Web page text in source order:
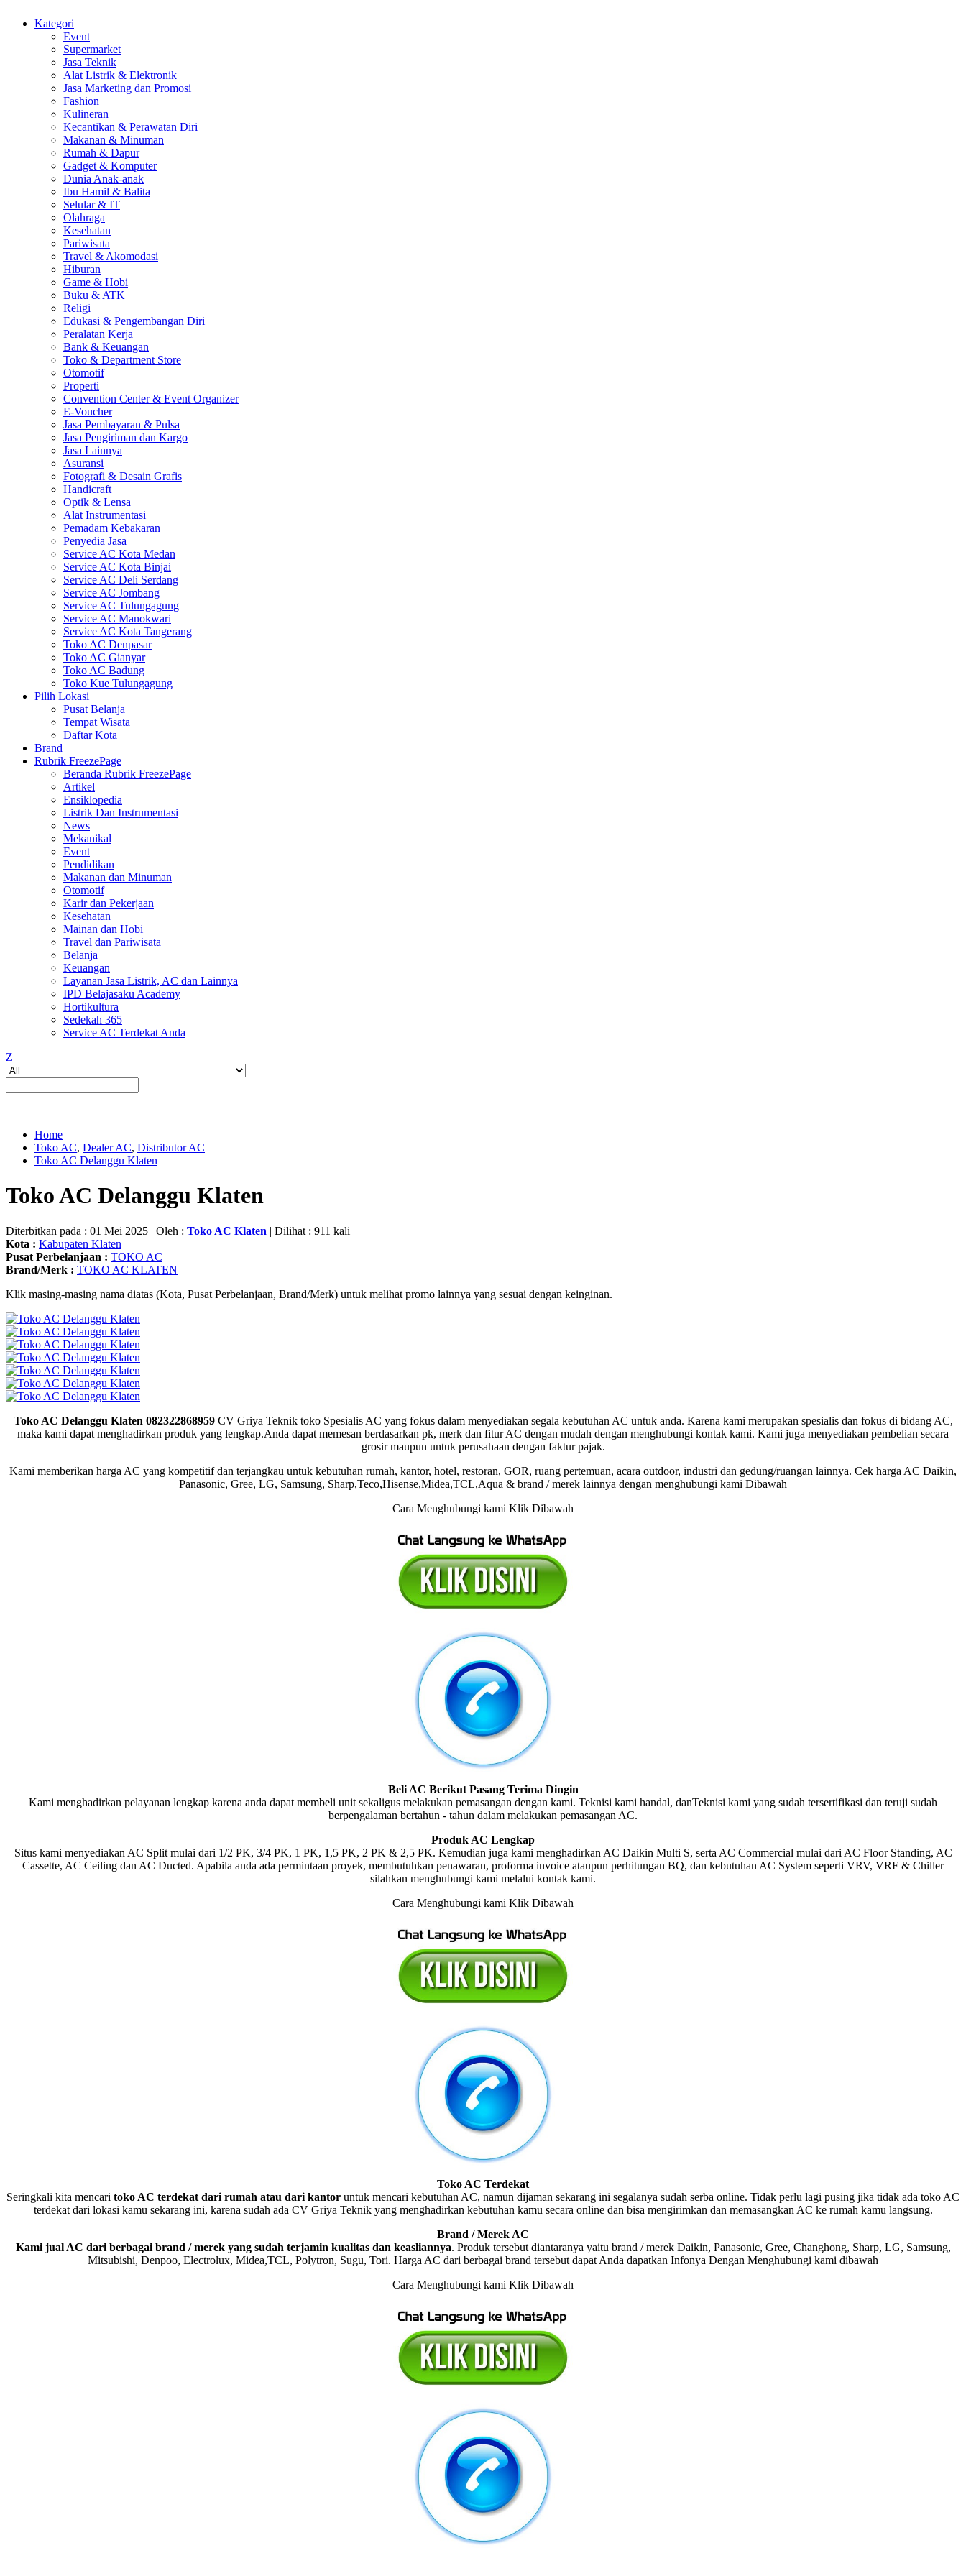
Kategori
Event
Supermarket
Jasa Teknik
Alat Listrik & Elektronik
Jasa Marketing dan Promosi
Fashion
Kulineran
Kecantikan & Perawatan Diri
Makanan & Minuman
Rumah & Dapur
Gadget & Komputer
Dunia Anak-anak
Ibu Hamil & Balita
Selular & IT
Olahraga
Kesehatan
Pariwisata
Travel & Akomodasi
Hiburan
Game & Hobi
Buku & ATK
Religi
Edukasi & Pengembangan Diri
Peralatan Kerja
Bank & Keuangan
Toko & Department Store
Otomotif
Properti
Convention Center & Event Organizer
E-Voucher
Jasa Pembayaran & Pulsa
Jasa Pengiriman dan Kargo
Jasa Lainnya
Asuransi
Fotografi & Desain Grafis
Handicraft
Optik & Lensa
Alat Instrumentasi
Pemadam Kebakaran
Penyedia Jasa
Service AC Kota Medan
Service AC Kota Binjai
Service AC Deli Serdang
Service AC Jombang
Service AC Tulungagung
Service AC Manokwari
Service AC Kota Tangerang
Toko AC Denpasar
Toko AC Gianyar
Toko AC Badung
Toko Kue Tulungagung
Pilih Lokasi
Pusat Belanja
Tempat Wisata
Daftar Kota
Brand
Rubrik FreezePage
Beranda Rubrik FreezePage
Artikel
Ensiklopedia
Listrik Dan Instrumentasi
News
Mekanikal
Event
Pendidikan
Makanan dan Minuman
Otomotif
Karir dan Pekerjaan
Kesehatan
Mainan dan Hobi
Travel dan Pariwisata
Belanja
Keuangan
Layanan Jasa Listrik, AC dan Lainnya
IPD Belajasaku Academy
Hortikultura
Sedekah 365
Service AC Terdekat Anda
Z
Home
Toko AC, Dealer AC, Distributor AC
Toko AC Delanggu Klaten
Toko AC Delanggu Klaten
Diterbitkan pada : 01 Mei 2025 | Oleh : Toko AC Klaten | Dilihat : 911 kali
Kota : Kabupaten Klaten
Pusat Perbelanjaan : TOKO AC
Brand/Merk : TOKO AC KLATEN
Klik masing-masing nama diatas (Kota, Pusat Perbelanjaan, Brand/Merk) untuk melihat promo lainnya yang sesuai dengan keinginan.
Toko AC Delanggu Klaten 082322868959CV Griya Teknik toko Spesialis AC yang fokus dalam menyediakan segala kebutuhan AC untuk anda. Karena kami merupakan spesialis dan fokus di bidang AC,
maka kami dapat menghadirkan produk yang lengkap.Anda dapat memesan berdasarkan pk, merk dan fitur AC dengan mudah dengan menghubungi kontak kami. Kami juga menyediakan pembelian secara
grosir maupun untuk perusahaan dengan faktur pajak.
Kami memberikan harga AC yang kompetitif dan terjangkau untuk kebutuhan rumah, kantor, hotel, restoran, GOR, ruang pertemuan, acara outdoor, industri dan gedung/ruangan lainnya. Cek harga AC Daikin,
Panasonic, Gree, LG, Samsung, Sharp,Teco,Hisense,Midea,TCL,Aqua & brand / merek lainnya dengan menghubungi kami Dibawah
Cara Menghubungi kami Klik Dibawah
Beli AC Berikut Pasang Terima Dingin
Kami menghadirkan pelayanan lengkap karena anda dapat membeli unit sekaligus melakukan pemasangan dengan kami. Teknisi kami handal, danTeknisi kami yang sudah tersertifikasi dan teruji sudah
berpengalaman bertahun - tahun dalam melakukan pemasangan AC.
Produk AC Lengkap
Situs kami menyediakan AC Split mulai dari 1/2 PK, 3/4 PK, 1 PK, 1,5 PK, 2 PK & 2,5 PK. Kemudian juga kami menghadirkan AC Daikin Multi S, serta AC Commercial mulai dari AC Floor Standing, AC
Cassette, AC Ceiling dan AC Ducted. Apabila anda ada permintaan proyek, membutuhkan penawaran, proforma invoice ataupun perhitungan BQ, dan kebutuhan AC System seperti VRV, VRF & Chiller
silahkan menghubungi kami melalui kontak kami.
Cara Menghubungi kami Klik Dibawah
Toko AC Terdekat
Seringkali kita mencari toko AC terdekat dari rumah atau dari kantor untuk mencari kebutuhan AC, namun dijaman sekarang ini segalanya sudah serba online. Tidak perlu lagi pusing jika tidak ada toko AC
terdekat dari lokasi kamu sekarang ini, karena sudah ada CV Griya Teknik yang menghadirkan kebutuhan kamu secara online dan bisa mengirimkan dan memasangkan AC ke rumah kamu langsung.
Brand / Merek AC
Kami jual AC dari berbagai brand / merek yang sudah terjamin kualitas dan keasliannya. Produk tersebut diantaranya yaitu brand / merek Daikin, Panasonic, Gree, Changhong, Sharp, LG, Samsung,
Mitsubishi, Denpoo, Electrolux, Midea,TCL, Polytron, Sugu, Tori. Harga AC dari berbagai brand tersebut dapat Anda dapatkan Infonya Dengan Menghubungi kami dibawah
Cara Menghubungi kami Klik Dibawah